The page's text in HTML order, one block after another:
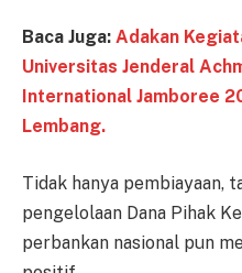
Baca Juga: Adakan
Universitas Jenderal
International Jamboree
Lembang.
Tidak hanya pembiayaan,
pengelolaan Dana Pihak
perbankan nasional pun